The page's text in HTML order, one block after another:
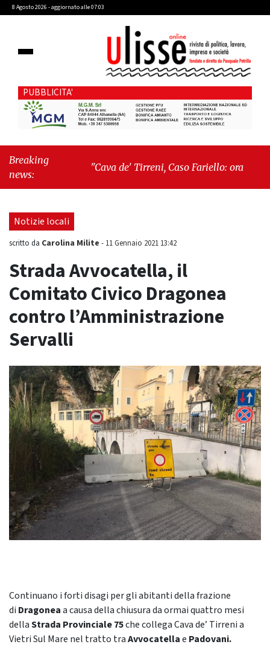
8 Agosto 2026 - aggiornato alle 07:03
PUBBLICITA'
Breaking
news:
"Cava de' Tirreni, Caso Fariello: ora torniamo ai
Notizie locali
scritto da Carolina Milite - 11 Gennaio 2021 13:42
Strada Avvocatella, il
Comitato Civico Dragonea
contro l’Amministrazione
Servalli
Continuano i forti disagi per gli abitanti della frazione
di Dragoneaa causa della chiusura da ormai quattro mesi
dellaStrada Provinciale 75che collega Cava de’ Tirreni a
Vietri Sul Mare nel tratto traAvvocatellae Padovani.